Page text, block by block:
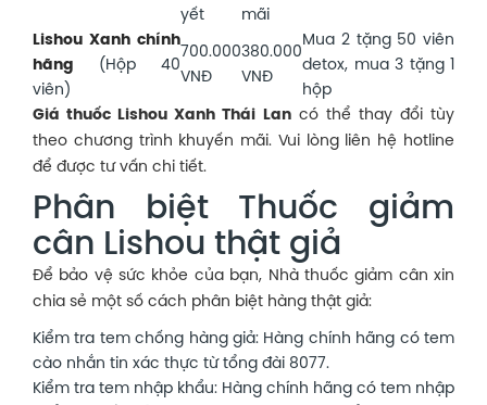
yết
mãi
Lishou Xanh chính
hãng
(Hộp 40
viên)
700.000
VNĐ
380.000
VNĐ
Mua 2 tặng 50 viên
detox, mua 3 tặng 1
hộp
Giá thuốc Lishou Xanh Thái Lan có thể thay đổi tùy
theo chương trình khuyến mãi. Vui lòng liên hệ hotline
để được tư vấn chi tiết.
Phân biệt Thuốc giảm
cân Lishou thật giả
Để bảo vệ sức khỏe của bạn, Nhà thuốc giảm cân xin
chia sẻ một số cách phân biệt hàng thật giả:
Kiểm tra tem chống hàng giả: Hàng chính hãng có tem
cào nhắn tin xác thực từ tổng đài 8077.
Kiểm tra tem nhập khẩu: Hàng chính hãng có tem nhập